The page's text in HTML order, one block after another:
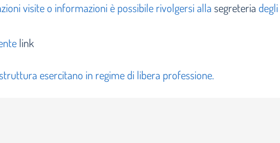
visite o informazioni è possibile rivolgersi alla segreteria degli
link
esercitano in regime di libera professione.